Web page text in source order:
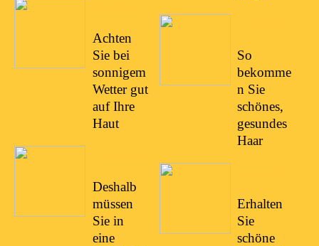
Achten
Sie bei
sonnigem
Wetter gut
auf Ihre
Haut
Deshalb
müssen
Sie in
eine
So
bekomme
n Sie
schönes,
gesundes
Haar
Erhalten
Sie
schöne